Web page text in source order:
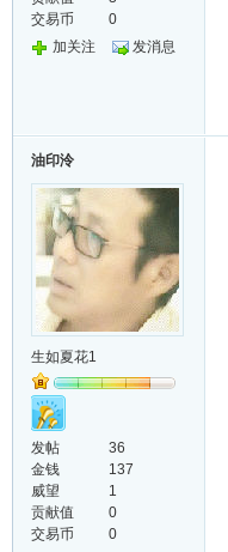
交易币
0
加关注
发消息
油印泠
生如夏花1
发帖
36
金钱
137
威望
1
贡献值
0
交易币
0